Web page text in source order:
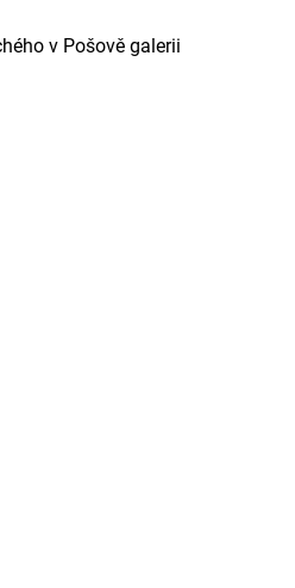
v Pošově galerii